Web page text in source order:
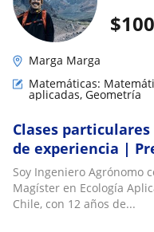
$
Marga Marga
Matemáticas:
aplicadas, Geometría
Clases
de experiencia |
Soy Ingeniero Agrónomo
Magíster en Ecología
Chile, con 12 años de...